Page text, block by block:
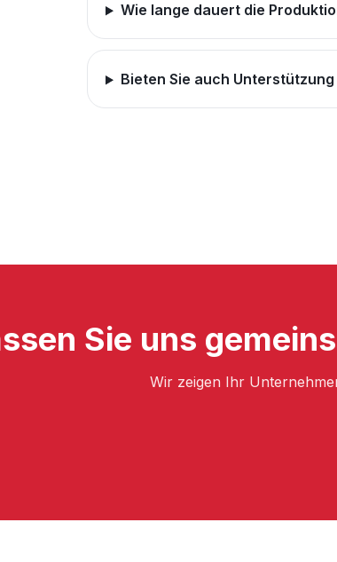
Wie lange dauert die
Bieten Sie auch
Sie uns
Wir zeigen Ihr